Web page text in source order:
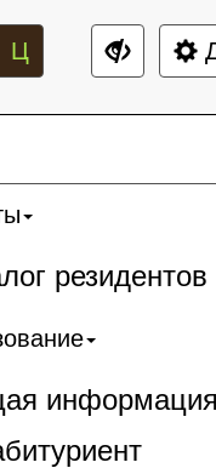
Ц
резидентов
информация